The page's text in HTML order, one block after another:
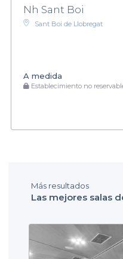
Nh Sant Boi
Sant Boi de Llobregat
A medida
Establecimiento no
Más resultados
Las mejores salas